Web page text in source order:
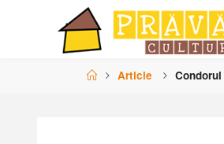
HomeArticle